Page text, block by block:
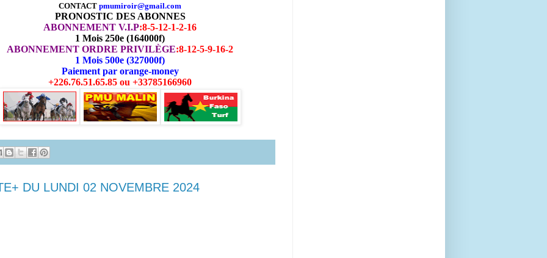
CONTACT pmumiroir@gmail.com
PRONOSTIC DES ABONNES
ABONNEMENT V.I.P:8-5-12-1-2-16
1 Mois 250e (164000f)
ABONNEMENT ORDRE PRIVILÈGE:8-12-5-9-16-2
1 Mois 500e (327000f)
Paiement par orange-money
+226.76.51.65.85 ou +33785166960
DU LUNDI 02 NOVEMBRE 2024